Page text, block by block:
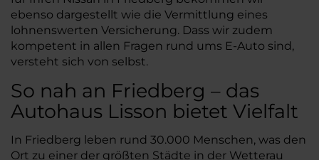
ebenso dargestellt wie die Vermittlung eines
lohnenswerten Versicherung. Dass wir zudem
kompetent in allen Fragen rund ums E-Auto sind,
versteht sich von selbst.
So nah an Friedberg – das
Autohaus Lisson bietet Vielfalt
In Friedberg leben rund 30.000 Menschen, was den
Ort zu einer der größten Städte in der Wetterau